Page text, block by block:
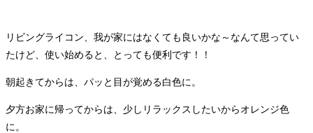
リビングライコン、我が家にはなくても良いかな～なんて思ってい
たけど、使い始めると、とっても便利です！！
朝起きてからは、パッと目が覚める白色に。
夕方お家に帰ってからは、少しリラックスしたいからオレンジ色
に。